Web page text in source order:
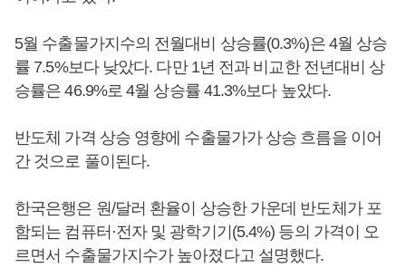
5월 수출물가지수의 전월대비 상승률(0.3%)은 4월 상승
률 7.5%보다 낮았다. 다만 1년 전과 비교한 전년대비 상
승률은 46.9%로 4월 상승률 41.3%보다 높았다.
반도체 가격 상승 영향에 수출물가가 상승 흐름을 이어
간 것으로 풀이된다.
한국은행은 원/달러 환율이 상승한 가운데 반도체가 포
함되는 컴퓨터·전자 및 광학기기(5.4%) 등의 가격이 오
르면서 수출물가지수가 높아졌다고 설명했다.